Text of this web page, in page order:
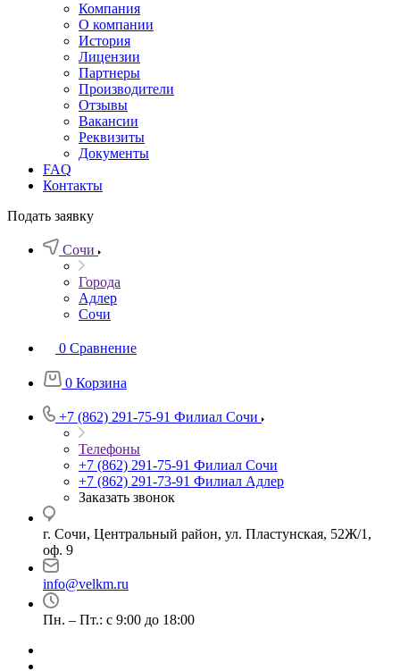
Компания
О компании
История
Лицензии
Партнеры
Производители
Отзывы
Вакансии
Реквизиты
Документы
FAQ
Контакты
Подать заявку
Сочи
Города
Адлер
Сочи
0 Сравнение
0 Корзина
+7 (862) 291-75-91 Филиал Сочи
Телефоны
+7 (862) 291-75-91 Филиал Сочи
+7 (862) 291-73-91 Филиал Адлер
Заказать звонок
г. Сочи, Центральный район, ул. Пластунская, 52Ж/1,
оф. 9
info@velkm.ru
Пн. – Пт.: с 9:00 до 18:00